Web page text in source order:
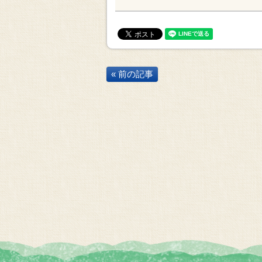
« 前の記事